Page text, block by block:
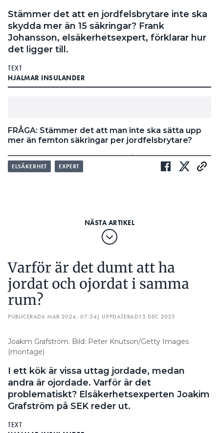
Stämmer det att en jordfelsbrytare inte ska
skydda mer än 15 säkringar? Frank
Johansson, elsäkerhetsexpert, förklarar hur
det ligger till.
TEXT
HJALMAR INSULANDER
FRÅGA: Stämmer det att man inte ska sätta upp
mer än femton säkringar per jordfelsbrytare?
SVAR:Ur elsäkerhetssynpunkt så finns det inga
fordringar för hur många grupper som
inte medför att hela installationen blir spänningslös
eller att utrustning som är väsentlig för
Femton grupper per jordfelsbrytare kan generellt
sett vara ett bra riktmärke ur
driftsäkerhetssynpunkt. Men man ska även beakta
vilken typ av belastning som jordfelsbrytaren
skyddar. Det kan till exempel vara lämpligt att
skydda kyl och frys med separata jordfelsbrytare.
tanke på att en frånkoppling av för stor del av
anläggningen kan innebära annan fara, till exempel
genom att all belysning slocknar.
ELSÄKERHET EXPERT
Varför är det dumt att ha
jordat och ojordat i samma
rum?
PUBLICERAD6 MAR 2024, 07:54| UPPDATERAD15 DEC 2025
Joakim Grafström. Bild: Peter Knutson/Getty Images
(montage)
I ett kök är vissa uttag jordade, medan
andra är ojordade. Varför är det
problematiskt? Elsäkerhetsexperten Joakim
Grafström på SEK reder ut.
TEXT